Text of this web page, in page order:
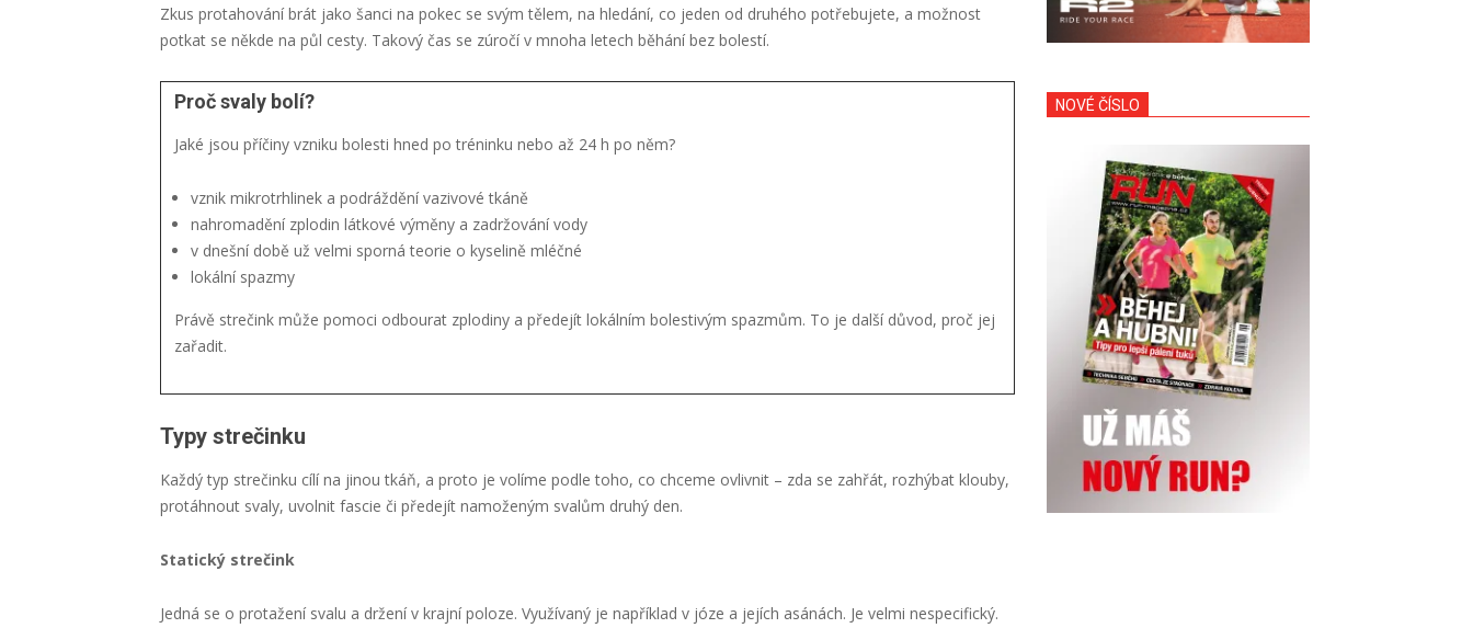
Zkus protahování brát jako šanci na pokec se svým tělem, na hledání, co jeden od druhého potřebujete, a možnost
potkat se někde na půl cesty. Takový čas se zúročí v mnoha letech běhání bez bolestí.
Proč svaly bolí?
Jaké jsou příčiny vzniku bolesti hned po tréninku nebo až 24 h po něm?
vznik mikrotrhlinek a podráždění vazivové tkáně
nahromadění zplodin látkové výměny a zadržování vody
v dnešní době už velmi sporná teorie o kyselině mléčné
lokální spazmy
Právě strečink může pomoci odbourat zplodiny a předejít lokálním bolestivým spazmům. To je další důvod, proč jej
zařadit.
Typy strečinku
Každý typ strečinku cílí na jinou tkáň, a proto je volíme podle toho, co chceme ovlivnit – zda se zahřát, rozhýbat klouby,
protáhnout svaly, uvolnit fascie či předejít namoženým svalům druhý den.
Statický strečink
Jedná se o protažení svalu a držení v krajní poloze. Využívaný je například v józe a jejích asánách. Je velmi nespecifický.
NOVÉ ČÍSLO